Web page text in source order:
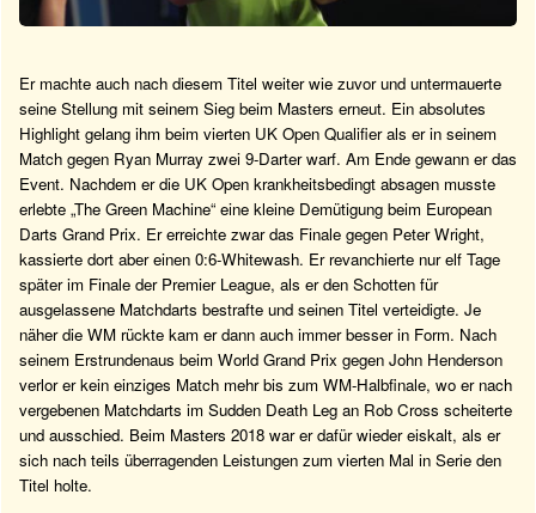
Er machte auch nach diesem Titel weiter wie zuvor und untermauerte
seine Stellung mit seinem Sieg beim Masters erneut. Ein absolutes
Highlight gelang ihm beim vierten UK Open Qualifier als er in seinem
Match gegen Ryan Murray zwei 9-Darter warf. Am Ende gewann er das
Event. Nachdem er die UK Open krankheitsbedingt absagen musste
erlebte „The Green Machine“ eine kleine Demütigung beim European
Darts Grand Prix. Er erreichte zwar das Finale gegen Peter Wright,
kassierte dort aber einen 0:6-Whitewash. Er revanchierte nur elf Tage
später im Finale der Premier League, als er den Schotten für
ausgelassene Matchdarts bestrafte und seinen Titel verteidigte. Je
näher die WM rückte kam er dann auch immer besser in Form. Nach
seinem Erstrundenaus beim World Grand Prix gegen John Henderson
verlor er kein einziges Match mehr bis zum WM-Halbfinale, wo er nach
vergebenen Matchdarts im Sudden Death Leg an Rob Cross scheiterte
und ausschied. Beim Masters 2018 war er dafür wieder eiskalt, als er
sich nach teils überragenden Leistungen zum vierten Mal in Serie den
Titel holte.